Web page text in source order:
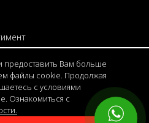
предоставить Вам больше
файлы cookie. Продолжая
с условиями
Ознакомиться с